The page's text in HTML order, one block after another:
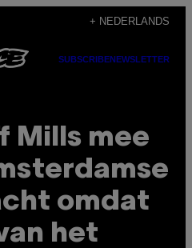
+ NEDERLANDS
SUBSCRIBENEWSLETTER
Mills mee
omdat
het